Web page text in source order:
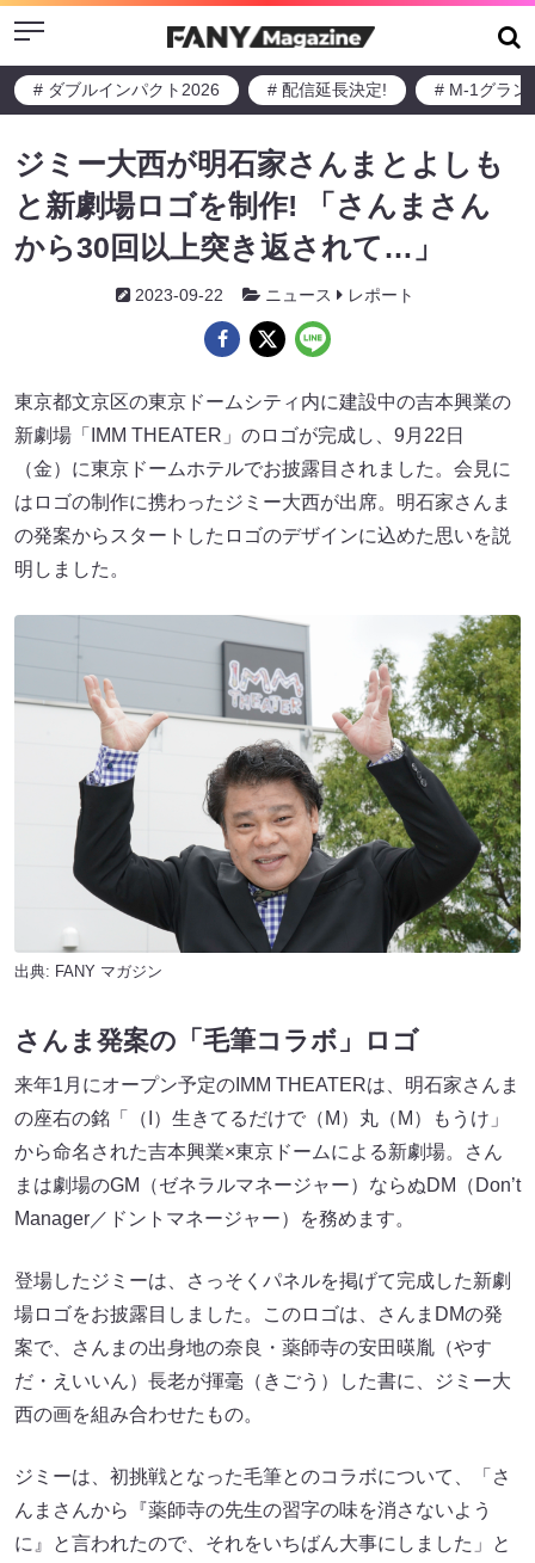
Menu
# ダブルインパクト2026 # 配信延長決定! # M-1グラン
ジミー大西が明石家さんまとよしも
と新劇場ロゴを制作! 「さんまさん
から30回以上突き返されて…」
2023-09-22 ニュース レポート
東京都文京区の東京ドームシティ内に建設中の吉本興業の
新劇場「IMM THEATER」のロゴが完成し、9月22日
（金）に東京ドームホテルでお披露目されました。会見に
はロゴの制作に携わったジミー大西が出席。明石家さんま
の発案からスタートしたロゴのデザインに込めた思いを説
明しました。
出典: FANY マガジン
さんま発案の「毛筆コラボ」ロゴ
来年1月にオープン予定のIMM THEATERは、明石家さんま
の座右の銘「（I）生きてるだけで（M）丸（M）もうけ」
から命名された吉本興業×東京ドームによる新劇場。さん
まは劇場のGM（ゼネラルマネージャー）ならぬDM（Don’t
Manager／ドントマネージャー）を務めます。
登場したジミーは、さっそくパネルを掲げて完成した新劇
場ロゴをお披露目しました。このロゴは、さんまDMの発
案で、さんまの出身地の奈良・薬師寺の安田暎胤（やす
だ・えいいん）長老が揮毫（きごう）した書に、ジミー大
西の画を組み合わせたもの。
ジミーは、初挑戦となった毛筆とのコラボについて、「さ
んまさんから『薬師寺の先生の習字の味を消さないよう
に』と言われたので、それをいちばん大事にしました」と